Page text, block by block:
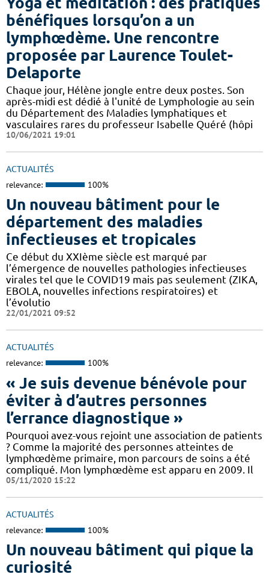
bénéfiques lorsqu’on a un
lymphœdème. Une rencontre
proposée par Laurence Toulet-
Delaporte
Chaque jour, Hélène jongle entre deux postes. Son
après-midi est dédié à l'unité de Lymphologie au sein
du Département des Maladies lymphatiques et
vasculaires rares du professeur Isabelle Quéré (hôpi
10/06/2021 19:01
ACTUALITÉS
relevance: 100%
Un nouveau bâtiment pour le
département des maladies
infectieuses et tropicales
Ce début du XXIème siècle est marqué par
l’émergence de nouvelles pathologies infectieuses
virales tel que le COVID19 mais pas seulement (ZIKA,
EBOLA, nouvelles infections respiratoires) et
l’évolutio
22/01/2021 09:52
ACTUALITÉS
relevance: 100%
« Je suis devenue bénévole pour
éviter à d’autres personnes
l’errance diagnostique »
Pourquoi avez-vous rejoint une association de patients
? Comme la majorité des personnes atteintes de
lymphœdème primaire, mon parcours de soins a été
compliqué. Mon lymphœdème est apparu en 2009. Il
05/11/2020 15:22
ACTUALITÉS
relevance: 100%
Un nouveau bâtiment qui pique la
curiosité